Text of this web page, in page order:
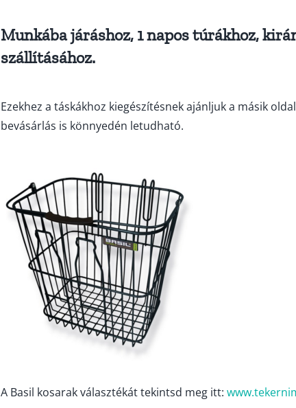
Munkába járáshoz, 1 napos túrákhoz,
szállításához.
Ezekhez a táskákhoz kiegészítésnek ajánljuk a másik
bevásárlás is könnyedén letudható.
A Basil kosarak választékát tekintsd meg itt: